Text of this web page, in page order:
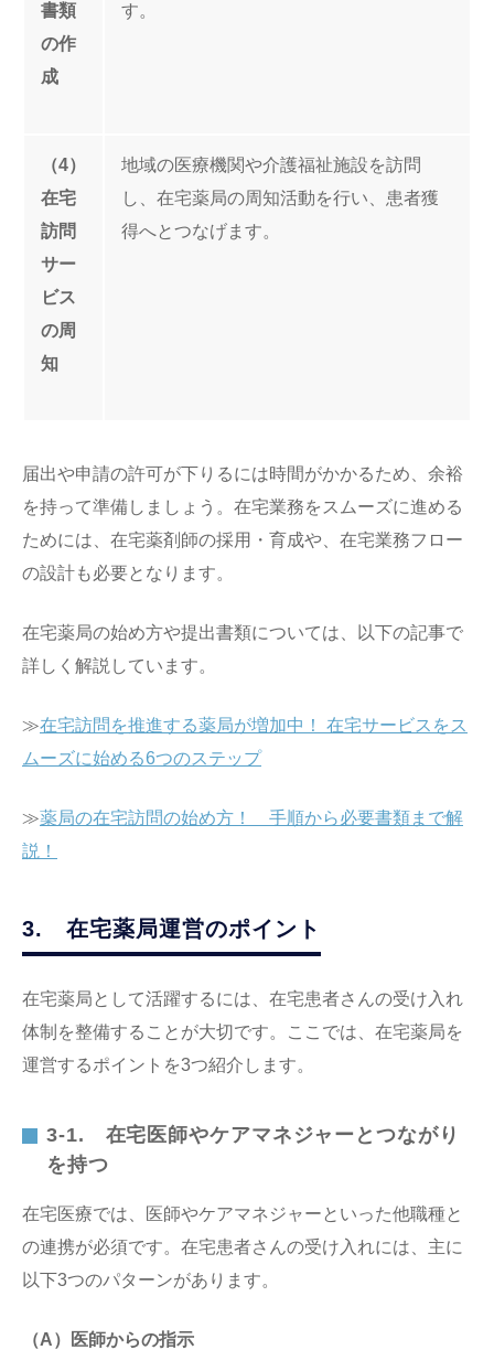
書類
の作
成
す。
（4）
在宅
訪問
サー
ビス
の周
知
地域の医療機関や介護福祉施設を訪問
し、在宅薬局の周知活動を行い、患者獲
得へとつなげます。
届出や申請の許可が下りるには時間がかかるため、余裕
を持って準備しましょう。在宅業務をスムーズに進める
ためには、在宅薬剤師の採用・育成や、在宅業務フロー
の設計も必要となります。
在宅薬局の始め方や提出書類については、以下の記事で
詳しく解説しています。
≫在宅訪問を推進する薬局が増加中！ 在宅サービスをス
ムーズに始める6つのステップ
≫薬局の在宅訪問の始め方！ 手順から必要書類まで解
説！
3. 在宅薬局運営のポイント
在宅薬局として活躍するには、在宅患者さんの受け入れ
体制を整備することが大切です。ここでは、在宅薬局を
運営するポイントを3つ紹介します。
3-1. 在宅医師やケアマネジャーとつながり
を持つ
在宅医療では、医師やケアマネジャーといった他職種と
の連携が必須です。在宅患者さんの受け入れには、主に
以下3つのパターンがあります。
（A）医師からの指示